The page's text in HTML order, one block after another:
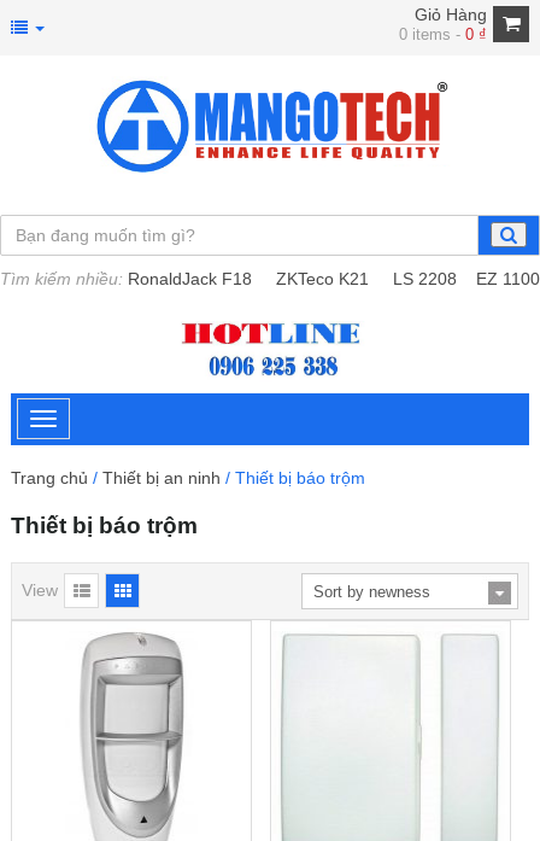
Giỏ Hàng
0 items -0 ₫
Tìm kiếm nhiều: RonaldJack F18 ZKTeco K21 LS 2208 EZ 1100
Trang chủ / Thiết bị an ninh / Thiết bị báo trộm
Thiết bị báo trộm
View